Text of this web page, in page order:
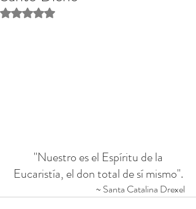
Obtuvo NaN de 5 estrellas.
Eucaristía, el don total de sí mismo".
~ Santa Catalina Drexel